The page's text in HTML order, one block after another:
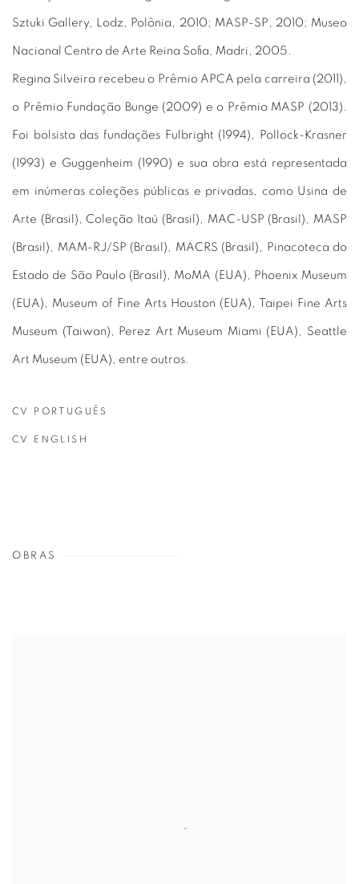
Sztuki Gallery, Lodz, Polônia, 2010; MASP-SP, 2010; Museo
Nacional Centro de Arte Reina Sofia, Madri, 2005.
Regina Silveira recebeu o Prêmio APCA pela carreira (2011),
o Prêmio Fundação Bunge (2009) e o Prêmio MASP (2013).
Foi bolsista das fundações Fulbright (1994), Pollock-Krasner
(1993) e Guggenheim (1990) e sua obra está representada
em inúmeras coleções públicas e privadas, como Usina de
Arte (Brasil), Coleção Itaú (Brasil), MAC-USP (Brasil), MASP
(Brasil), MAM-RJ/SP (Brasil), MACRS (Brasil), Pinacoteca do
Estado de São Paulo (Brasil), MoMA (EUA), Phoenix Museum
(EUA), Museum of Fine Arts Houston (EUA), Taipei Fine Arts
Museum (Taiwan), Perez Art Museum Miami (EUA), Seattle
Art Museum (EUA), entre outros.
CV PORTUGUÊS
(PDF, OPENS IN A NEW TAB.)
CV ENGLISH
OBRAS